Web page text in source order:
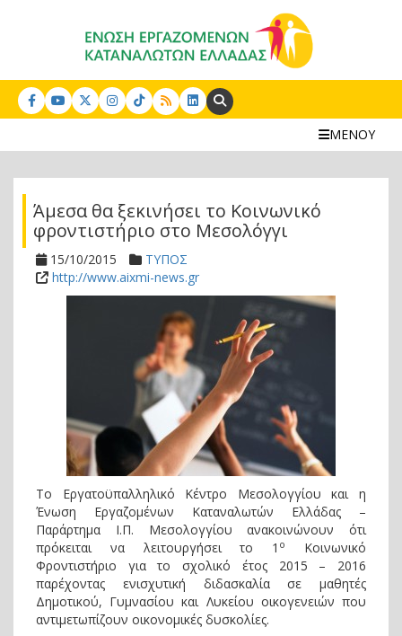
Search:
ΜΕΝΟΥ
Άμεσα θα ξεκινήσει το Κοινωνικό
φροντιστήριο στο Μεσολόγγι
15/10/2015
ΤΥΠΟΣ
http://www.aixmi-news.gr
Το Εργατοϋπαλληλικό Κέντρο Μεσολογγίου και η
Ένωση Εργαζομένων Καταναλωτών Ελλάδας –
Παράρτημα Ι.Π. Μεσολογγίου ανακοινώνουν ότι
πρόκειται να λειτουργήσει το 1 ο
Κοινωνικό
Φροντιστήριο για το σχολικό έτος 2015 – 2016
παρέχοντας ενισχυτική διδασκαλία σε μαθητές
Δημοτικού, Γυμνασίου και Λυκείου οικογενειών που
αντιμετωπίζουν οικονομικές δυσκολίες.